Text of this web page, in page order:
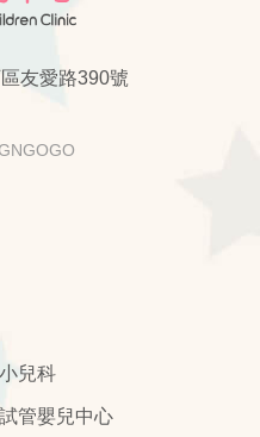
友愛路390號
小兒科
試管嬰兒中心